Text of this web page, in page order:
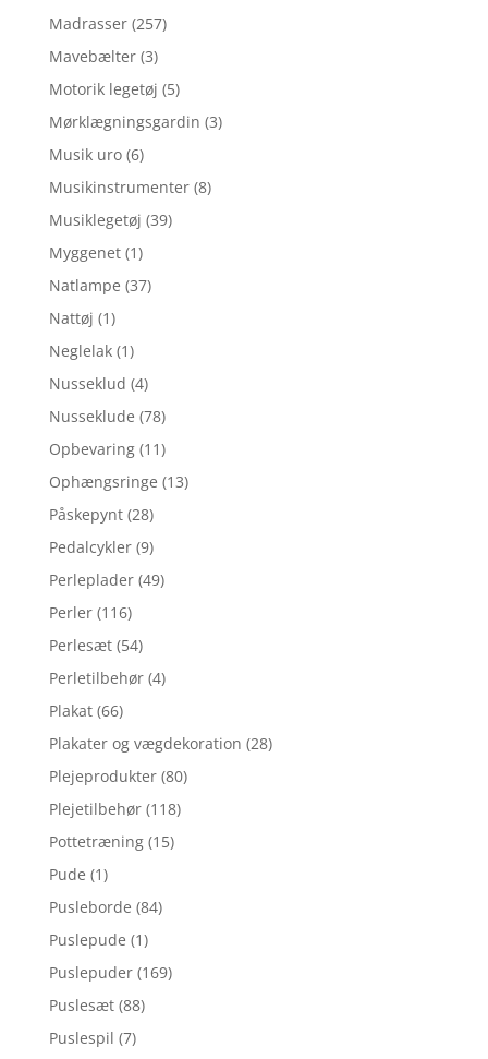
Madrasser (257)
Mavebælter (3)
Motorik legetøj (5)
Mørklægningsgardin (3)
Musik uro (6)
Musikinstrumenter (8)
Musiklegetøj (39)
Myggenet (1)
Natlampe (37)
Nattøj (1)
Neglelak (1)
Nusseklud (4)
Nusseklude (78)
Opbevaring (11)
Ophængsringe (13)
Påskepynt (28)
Pedalcykler (9)
Perleplader (49)
Perler (116)
Perlesæt (54)
Perletilbehør (4)
Plakat (66)
Plakater og vægdekoration (28)
Plejeprodukter (80)
Plejetilbehør (118)
Pottetræning (15)
Pude (1)
Pusleborde (84)
Puslepude (1)
Puslepuder (169)
Puslesæt (88)
Puslespil (7)